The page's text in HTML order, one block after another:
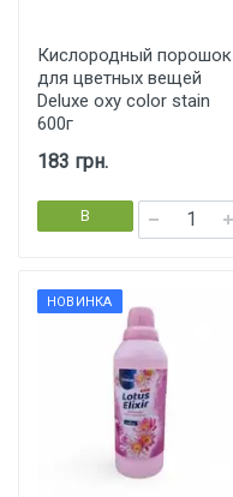
Кислородный порошок
для цветных вещей
Deluxe oxy color stain
600г
183 грн.
В
корзину
НОВИНКА